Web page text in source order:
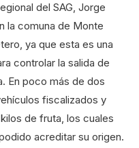
del SAG, Jorge
la comuna de Monte
ya que esta es una
controlar la salida de
En poco más de dos
fiscalizados y
de fruta, los cuales
acreditar su origen.